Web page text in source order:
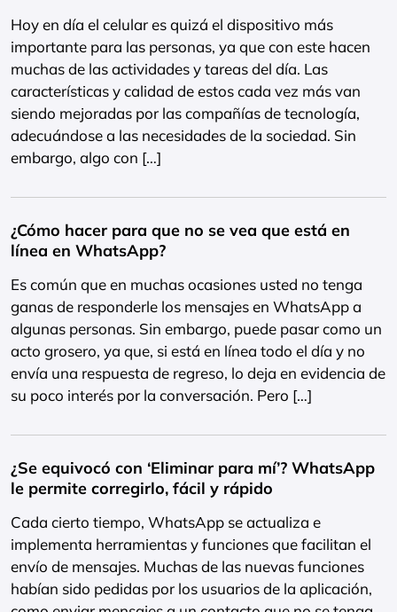
Hoy en día el celular es quizá el dispositivo más
importante para las personas, ya que con este hacen
muchas de las actividades y tareas del día. Las
características y calidad de estos cada vez más van
siendo mejoradas por las compañías de tecnología,
adecuándose a las necesidades de la sociedad. Sin
embargo, algo con […]
¿Cómo hacer para que no se vea que está en
línea en WhatsApp?
Es común que en muchas ocasiones usted no tenga
ganas de responderle los mensajes en WhatsApp a
algunas personas. Sin embargo, puede pasar como un
acto grosero, ya que, si está en línea todo el día y no
envía una respuesta de regreso, lo deja en evidencia de
su poco interés por la conversación. Pero […]
¿Se equivocó con ‘Eliminar para mí’? WhatsApp
le permite corregirlo, fácil y rápido
Cada cierto tiempo, WhatsApp se actualiza e
implementa herramientas y funciones que facilitan el
envío de mensajes. Muchas de las nuevas funciones
habían sido pedidas por los usuarios de la aplicación,